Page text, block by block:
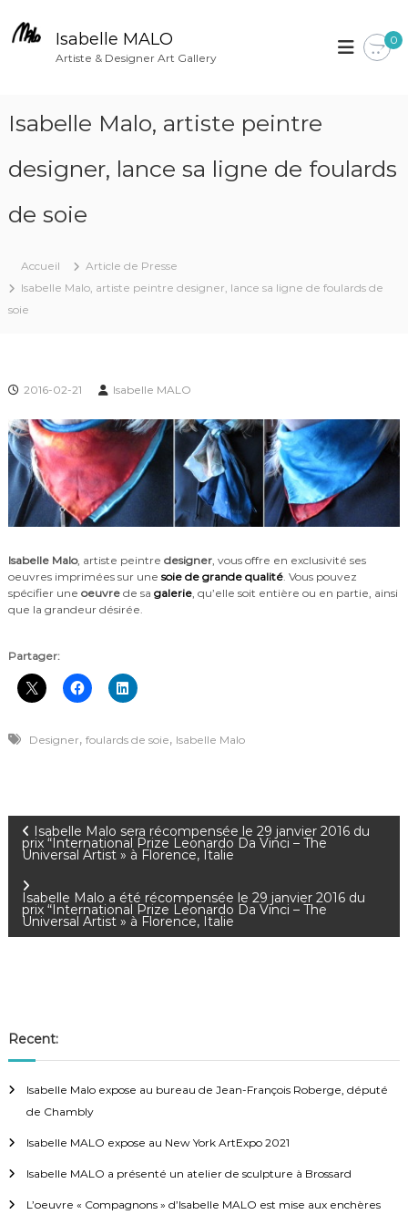
Isabelle MALO
Artiste & Designer Art Gallery
0
Isabelle Malo, artiste peintre
designer, lance sa ligne de foulards
de soie
Accueil
Article de Presse
Isabelle Malo, artiste peintre designer, lance sa ligne de foulards de
soie
2016-02-21 Isabelle MALO
Isabelle Malo, artiste peintre designer, vous offre en exclusivité ses
oeuvres imprimées sur une soie de grande qualité. Vous pouvez
spécifier une oeuvrede sa galerie, qu’elle soit entière ou en partie, ainsi
que la grandeur désirée.
Partager:
Designer, foulards de soie, Isabelle Malo
N
g
t
Isabelle Malo sera récompensée le 29 janvier 2016 du
prix “International Prize Leonardo Da Vinci – The
Universal Artist » à Florence, Italie
Isabelle Malo a été récompensée le 29 janvier 2016 du
prix “International Prize Leonardo Da Vinci – The
Universal Artist » à Florence, Italie
Recent:
Isabelle Malo expose au bureau de Jean-François Roberge, député
de Chambly
Isabelle MALO expose au New York ArtExpo 2021
Isabelle MALO a présenté un atelier de sculpture à Brossard
L’oeuvre « Compagnons » d’Isabelle MALO est mise aux enchères